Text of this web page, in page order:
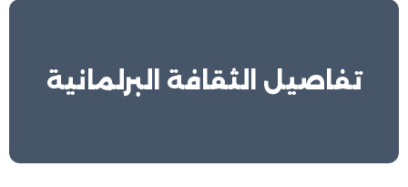
تفاصيل الثقافة البرلمانية